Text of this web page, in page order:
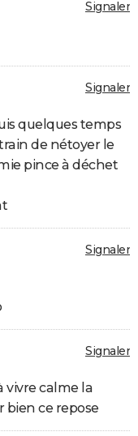
Signaler
Signaler
quelques temps
de nétoyer le
pince à déchet
Signaler
Signaler
vivre calme la
ce repose